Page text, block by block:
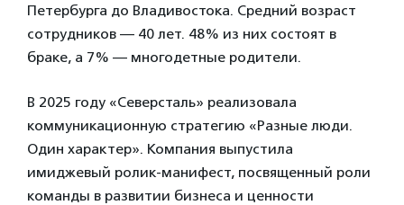
Петербурга до Владивостока. Средний возраст
сотрудников — 40 лет. 48% из них состоят в
браке, а 7% — многодетные родители.
В 2025 году «Северсталь» реализовала
коммуникационную стратегию «Разные люди.
Один характер». Компания выпустила
имиджевый ролик-манифест, посвященный роли
команды в развитии бизнеса и ценности